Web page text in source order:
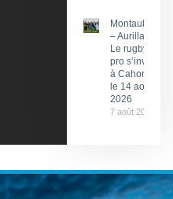
Montauban
– Aurillac :
Le rugby
pro s’invite
à Cahors
le 14 août
2026
7 août 2026